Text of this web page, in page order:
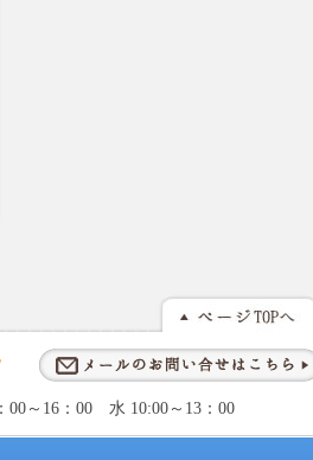
～16：00 水 10:00～13：00